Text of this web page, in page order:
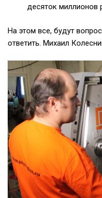
десяток миллионов
На этом все, будут
ответить. Михаил